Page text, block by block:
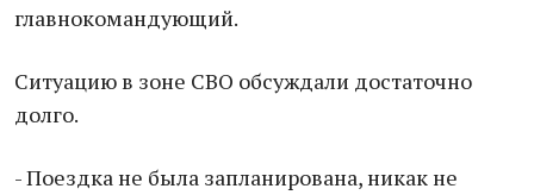
главнокомандующий.
Ситуацию в зоне СВО обсуждали достаточно
долго.
- Поездка не была запланирована, никак не